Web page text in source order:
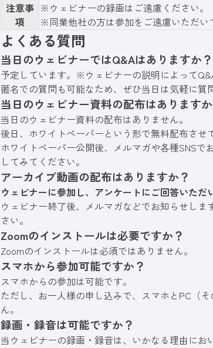
注意事
項
※ウェビナーの録画はご遠慮ください。
※同業他社の方は参加をご遠慮いただい
よくある質問
当日のウェビナーではQ&Aはありますか？
予定しています。※ウェビナーの説明によって
匿名での質問も可能なため、ぜひ当日は気軽に質
当日のウェビナー資料の配布はあります
当日のウェビナー資料の配布はありません。
後日、ホワイトペーパーという形で無料配布させ
ホワイトペーパー公開後、メルマガや各種SNS
してみてください。
アーカイブ動画の配布はありますか？
ウェビナーに参加し、アンケートにご回答いただ
ウェビナー終了後、メルマガなどでお知らせし
さい。
Zoomのインストールは必要ですか？
Zoomのインストールは必須ではありません。
スマホから参加可能ですか？
スマホからの参加は可能です。
ただし、お一人様の申し込みで、スマホとPC（
ん。
録画・録音は可能ですか？
当ウェビナーの録画・録音は、いかなる理由にお